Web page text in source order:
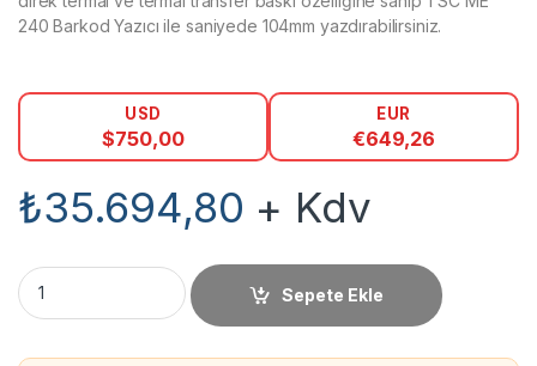
240 Barkod Yazıcı ile saniyede 104mm yazdırabilirsiniz.
USD
$750,00
EUR
€649,26
₺35.694,80 + Kdv
TSC ME 240 Barkod Yazıcı miktar
Sepete Ekle